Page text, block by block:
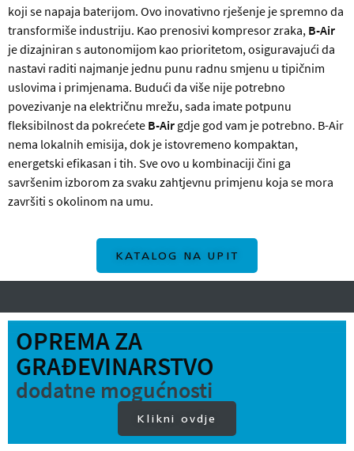
koji se napaja baterijom. Ovo inovativno rješenje je spremno da
transformiše industriju. Kao prenosivi kompresor zraka, B-Air
je dizajniran s autonomijom kao prioritetom, osiguravajući da
nastavi raditi najmanje jednu punu radnu smjenu u tipičnim
uslovima i primjenama. Budući da više nije potrebno
povezivanje na električnu mrežu, sada imate potpunu
fleksibilnost da pokrećete B-Air gdje god vam je potrebno. B-Air
nema lokalnih emisija, dok je istovremeno kompaktan,
energetski efikasan i tih. Sve ovo u kombinaciji čini ga
savršenim izborom za svaku zahtjevnu primjenu koja se mora
završiti s okolinom na umu.
KATALOG NA UPIT
OPREMA ZA
GRAĐEVINARSTVO
dodatne mogućnosti
Klikni ovdje